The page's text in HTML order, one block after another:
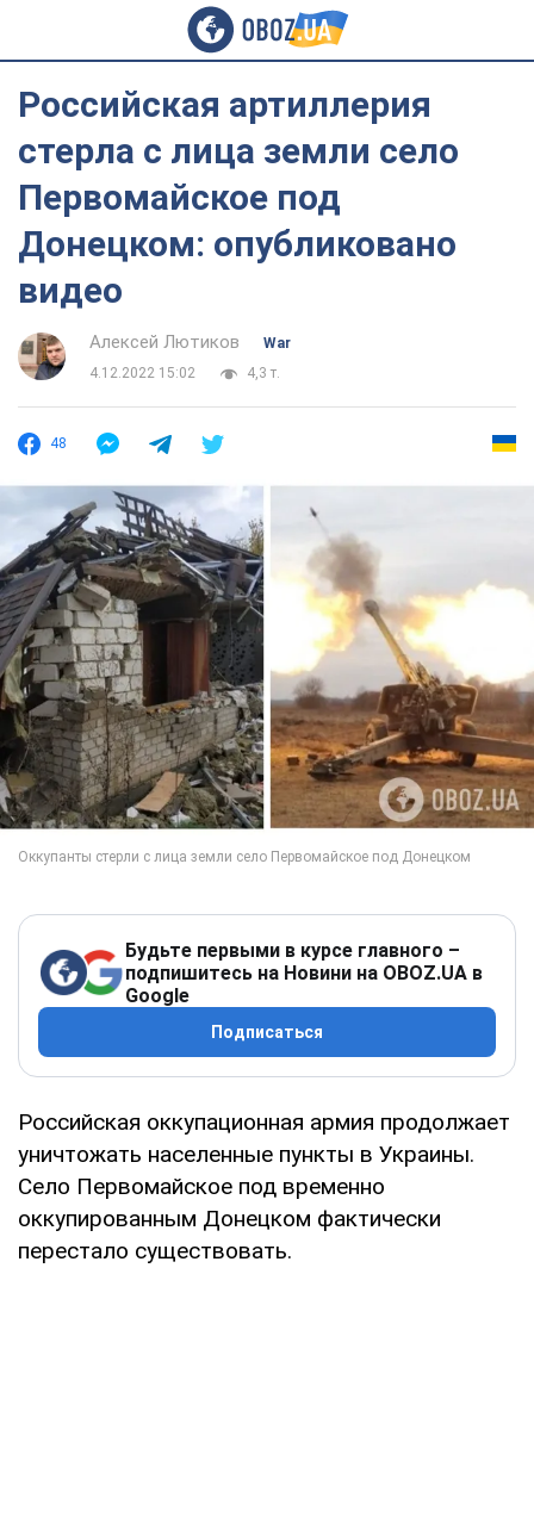
Российская артиллерия
стерла с лица земли село
Первомайское под
Донецком: опубликовано
видео
Алексей Лютиков
War
4.12.2022 15:02
4,3 т.
48
Будьте первыми в курсе главного –
подпишитесь на Новини на OBOZ.UA в
Google
Подписаться
Российская оккупационная армия продолжает
уничтожать населенные пункты в Украины.
Село Первомайское под временно
оккупированным Донецком фактически
перестало существовать.